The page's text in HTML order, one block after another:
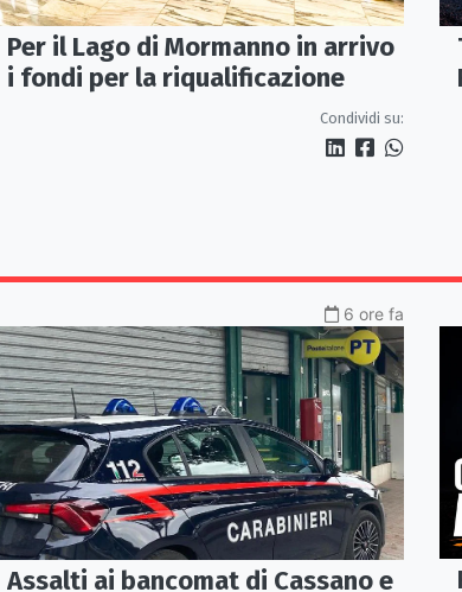
Per il Lago di Mormanno in arrivo
i fondi per la riqualificazione
Condividi su:
6 ore fa
Assalti ai bancomat di Cassano e